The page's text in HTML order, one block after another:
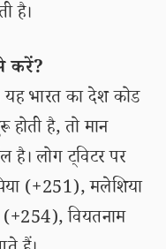
है।
करें?
भारत का देश कोड
है, तो मान
है। लोग ट्विटर पर
(+251), मलेशिया
वियतनाम